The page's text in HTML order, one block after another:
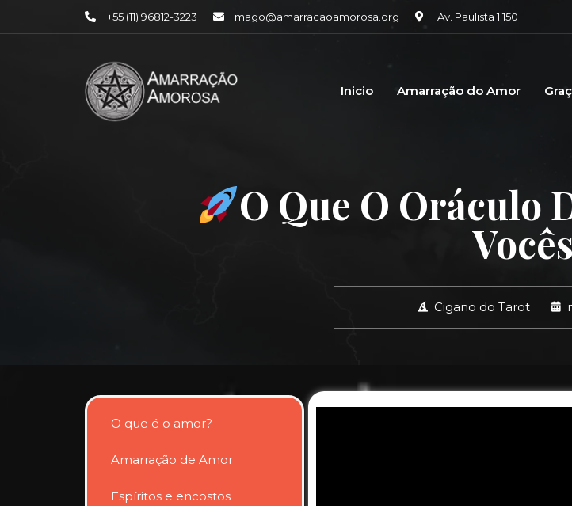
+55 (11) 96812-3223 mago@amarracaoamorosa.org Av. Paulista 1.150
Inicio Amarração do Amor
O Que O Oráculo
Cigano do Tarot
O que é o amor?
Amarração de Amor
Espíritos e encostos